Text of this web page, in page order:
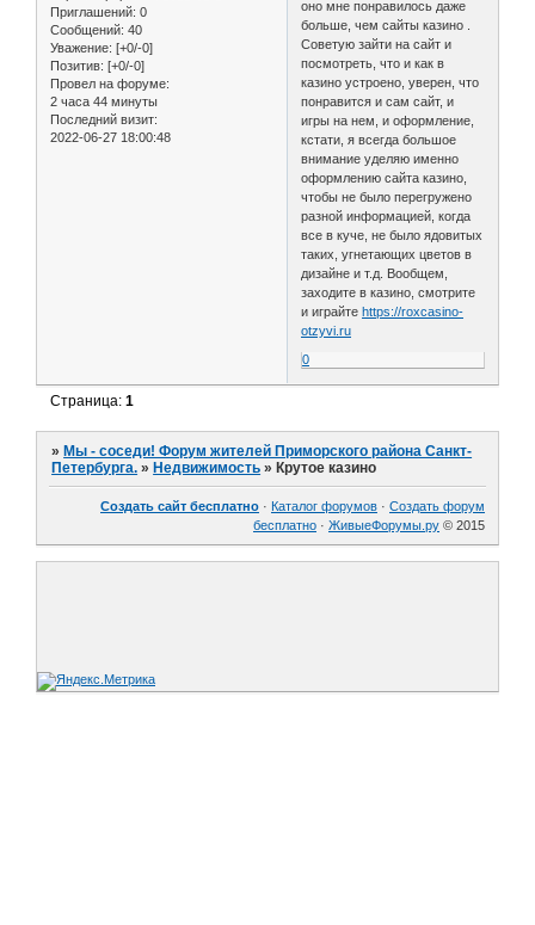
Приглашений: 0
Сообщений: 40
Уважение: [+0/-0]
Позитив: [+0/-0]
Провел на форуме:
2 часа 44 минуты
Последний визит:
2022-06-27 18:00:48
оно мне понравилось даже
больше, чем сайты казино .
Советую зайти на сайт и
посмотреть, что и как в
казино устроено, уверен, что
понравится и сам сайт, и
игры на нем, и оформление,
кстати, я всегда большое
внимание уделяю именно
оформлению сайта казино,
чтобы не было перегружено
разной информацией, когда
все в куче, не было ядовитых
таких, угнетающих цветов в
дизайне и т.д. Вообщем,
заходите в казино, смотрите
и играйтеhttps://roxcasino-
otzyvi.ru
0
Страница:1
» Мы - соседи! Форум жителей Приморского района Санкт-
Петербурга. » Недвижимость » Крутое казино
Создать сайт бесплатно · Каталог форумов · Создать форум
бесплатно · ЖивыеФорумы.ру © 2015